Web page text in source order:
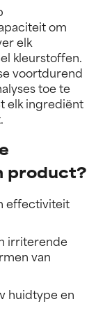
om
elk
kleurstoffen.
voortdurend
toe te
elk ingrediënt
product?
effectiviteit
irriterende
van
huidtype en